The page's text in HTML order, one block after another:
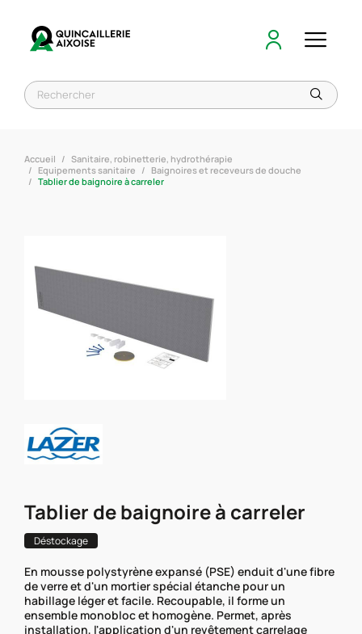
Accueil
Sanitaire, robinetterie, hydrothérapie
Equipements sanitaire
Baignoires et receveurs de douche
Tablier de baignoire à carreler
Tablier de baignoire à carreler
Déstockage
En mousse polystyrène expansé (PSE) enduit d'une fibre
de verre et d'un mortier spécial étanche pour un
habillage léger et facile. Recoupable, il forme un
ensemble monobloc et homogène. Permet, après
installation, l'application d'un revêtement carrelage